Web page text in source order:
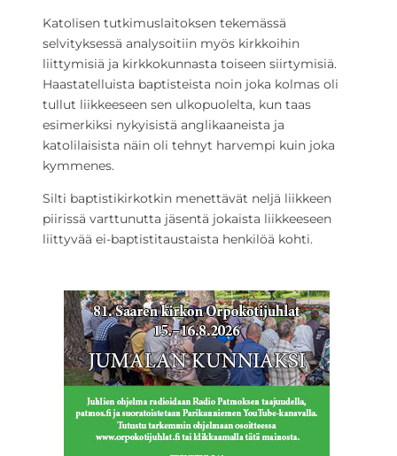
Katolisen tutkimuslaitoksen tekemässä
selvityksessä analysoitiin myös kirkkoihin
liittymisiä ja kirkkokunnasta toiseen siirtymisiä.
Haastatelluista baptisteista noin joka kolmas oli
tullut liikkeeseen sen ulkopuolelta, kun taas
esimerkiksi nykyisistä anglikaaneista ja
katolilaisista näin oli tehnyt harvempi kuin joka
kymmenes.
Silti baptistikirkotkin menettävät neljä liikkeen
piirissä varttunutta jäsentä jokaista liikkeeseen
liittyvää ei-baptistitaustaista henkilöä kohti.